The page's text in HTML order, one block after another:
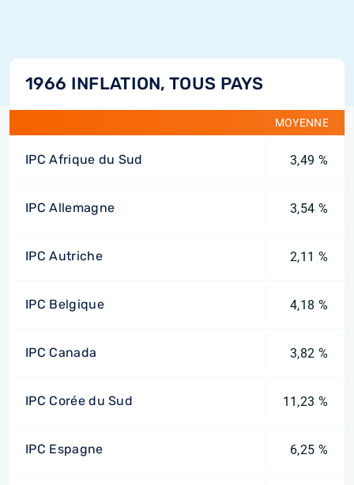
1966 INFLATION, TOUS PAYS
MOYENNE
IPC Afrique du Sud 3,49 %
IPC Allemagne 3,54 %
IPC Autriche 2,11 %
IPC Belgique 4,18 %
IPC Canada 3,82 %
IPC Corée du Sud 11,23 %
IPC Espagne 6,25 %